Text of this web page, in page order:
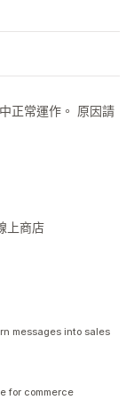
正常運作。 原因請
上商店
messages into sales
for commerce